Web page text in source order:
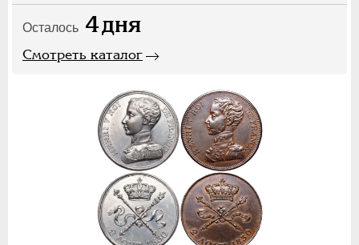
Осталось 4дня
Смотреть каталог